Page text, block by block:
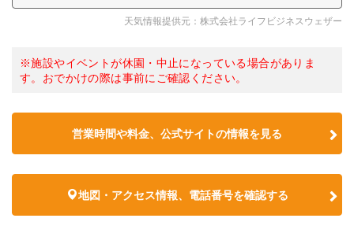
天気情報提供元：株式会社ライフビジネスウェザー
※施設やイベントが休園・中止になっている場合がありま
す。おでかけの際は事前にご確認ください。
営業時間や料金、公式サイトの情報を見る
地図・アクセス情報、電話番号を確認する